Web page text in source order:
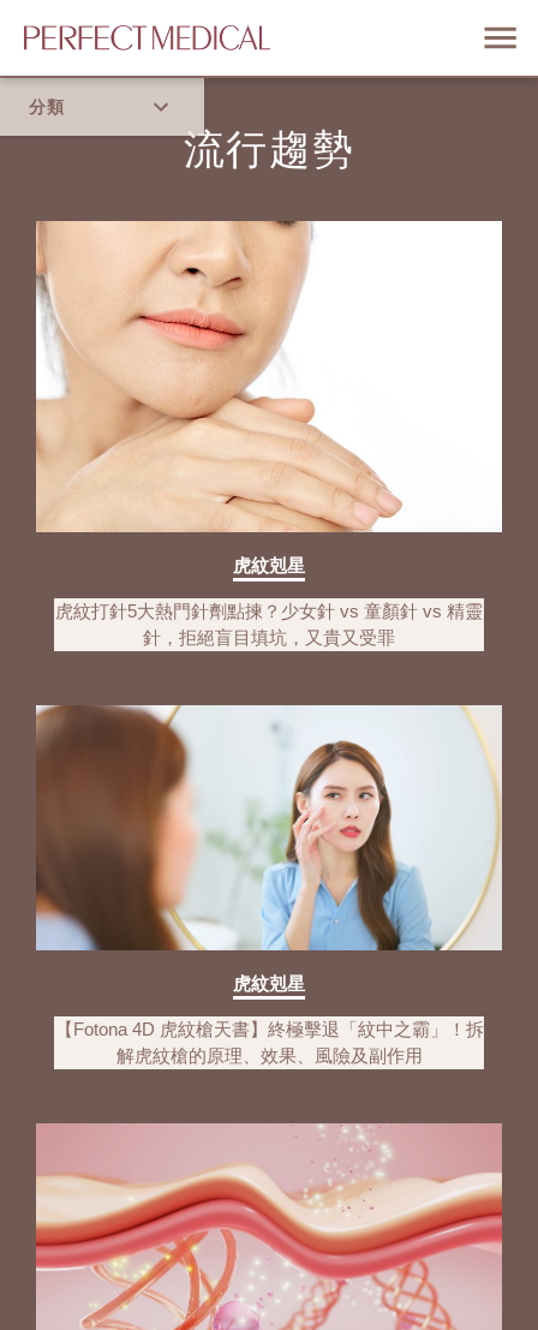
分類
流行趨勢
虎紋剋星
虎紋打針5大熱門針劑點揀？少女針 vs 童顏針 vs 精靈
針，拒絕盲目填坑，又貴又受罪
虎紋剋星
【Fotona 4D 虎紋槍天書】終極擊退「紋中之霸」！拆
解虎紋槍的原理、效果、風險及副作用